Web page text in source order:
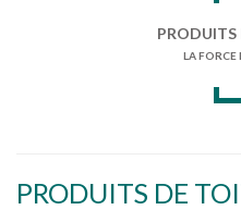
PRODUITS
LA FORCE
PRODUITS DE